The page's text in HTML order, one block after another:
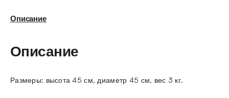
Описание
Описание
Размеры: высота 45 см, диаметр 45 см, вес 3 кг.